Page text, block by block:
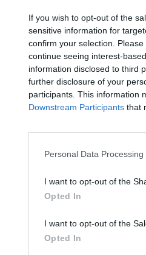
If you wish to opt-out of the
sensitive information for
confirm your selection.
continue seeing interest-
information disclosed to third
further disclosure of your
participants. This information
Downstream Participants that
Personal Data
I want to opt-out of the
Opted In
I want to opt-out of the
Opted In
κάποιος την εν λόγω προσφορά
ημέρες;
δηλαδή η
ψυχή όταν τα πακέτα σε όλη τη
εκ μέρους της Vodafone να
παρά καλό.